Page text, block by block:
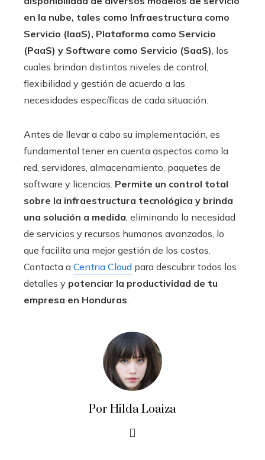
en la nube, tales como Infraestructura como
Servicio (IaaS), Plataforma como Servicio
(PaaS) y Software como Servicio (SaaS) , los
cuales brindan distintos niveles de control,
flexibilidad y gestión de acuerdo a las
necesidades específicas de cada situación.
Antes de llevar a cabo su implementación, es
fundamental tener en cuenta aspectos como la
red, servidores, almacenamiento, paquetes de
software y licencias. Permite un control total
sobre la infraestructura tecnológica y brinda
una solución a medida , eliminando la necesidad
de servicios y recursos humanos avanzados, lo
que facilita una mejor gestión de los costos.
Contacta a Centria Cloud para descubrir todos los
detalles y potenciar la productividad de tu
empresa en Honduras
Por Hilda Loaiza